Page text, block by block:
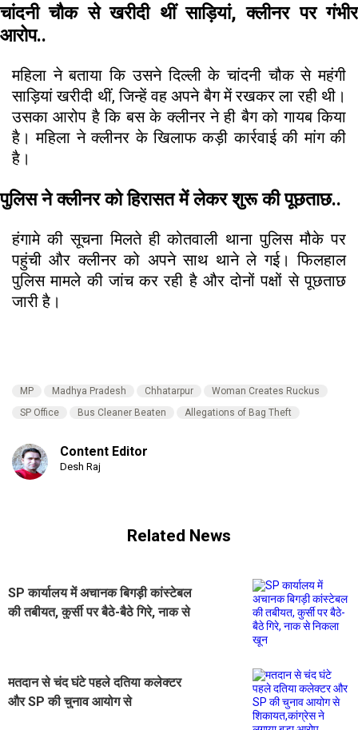
चांदनी चौक से खरीदी थीं साड़ियां, क्लीनर पर गंभीर
आरोप..
महिला ने बताया कि उसने दिल्ली के चांदनी चौक से महंगी
साड़ियां खरीदी थीं, जिन्हें वह अपने बैग में रखकर ला रही थी।
उसका आरोप है कि बस के क्लीनर ने ही बैग को गायब किया
है। महिला ने क्लीनर के खिलाफ कड़ी कार्रवाई की मांग की
है।
पुलिस ने क्लीनर को हिरासत में लेकर शुरू की पूछताछ..
हंगामे की सूचना मिलते ही कोतवाली थाना पुलिस मौके पर
पहुंची और क्लीनर को अपने साथ थाने ले गई। फिलहाल
पुलिस मामले की जांच कर रही है और दोनों पक्षों से पूछताछ
जारी है।
MP Madhya Pradesh Chhatarpur
Woman Creates Ruckus
SP Office
Bus Cleaner Beaten Allegations of Bag Theft
Content Editor
Desh Raj
Related News
SP कार्यालय में अचानक बिगड़ी कांस्टेबल
की तबीयत, कुर्सी पर बैठे-बैठे गिरे, नाक से
मतदान से चंद घंटे पहले दतिया कलेक्टर
और SP की चुनाव आयोग से